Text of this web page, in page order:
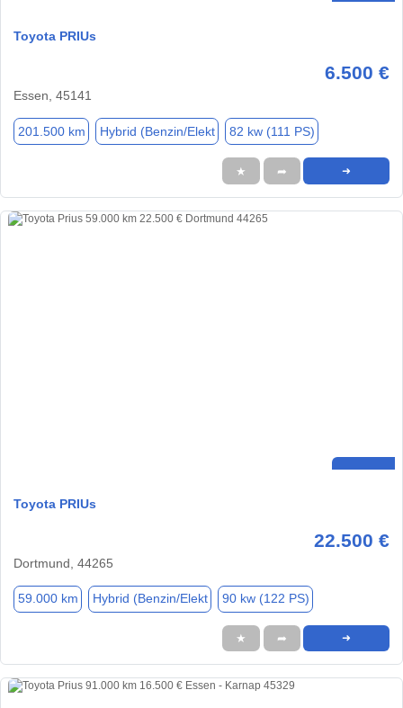
Toyota PRIUs
6.500 €
Essen, 45141
201.500 km Hybrid (Benzin/Elekt 82 kw (111 PS)
★ ➦ ➜
Toyota PRIUs
22.500 €
Dortmund, 44265
59.000 km Hybrid (Benzin/Elekt 90 kw (122 PS)
★ ➦ ➜